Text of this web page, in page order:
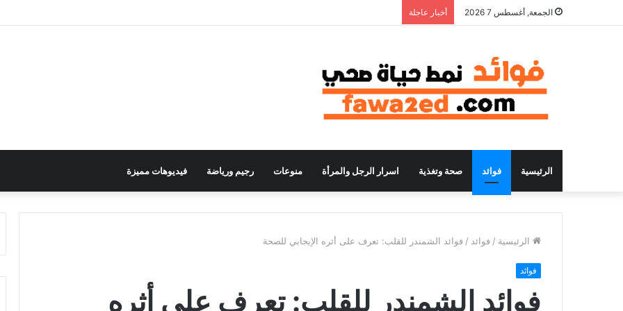
الجمعة, أغسطس 7 2026 أخبار عاجلة
الرئيسية فوائد صحة وتغذية اسرار الرجل والمرأة منوعات رجيم ورياضة فيديوهات مميزة
الرئيسية / فوائد / فوائد الشمندر للقلب: تعرف على أثره الإيجابي للصحة
فوائد
فوائد الشمندر للقلب: تعرف على أثره